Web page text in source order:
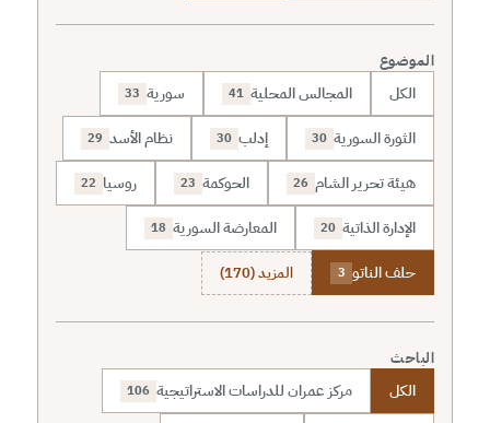
الموضوع
الكل المجالس المحلية 41 سورية 33
الثورة السورية 30 إدلب 30 نظام الأسد 29
هيئة تحرير الشام 26 الحوكمة 23 روسيا 22
الإدارة الذاتية 20 المعارضة السورية 18
حلف الناتو 3 المزيد (170)
الباحث
الكل مركز عمران للدراسات الاستراتيجية 106